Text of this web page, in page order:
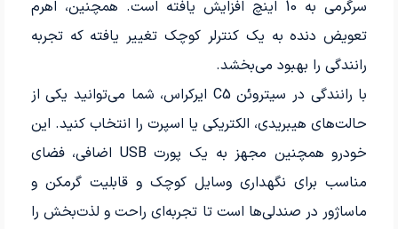
سرگرمی به 10 اینچ افزایش یافته است. همچنین، اهرم
تعویض دنده به یک کنترلر کوچک تغییر یافته که تجربه
رانندگی را بهبود می‌بخشد.
با رانندگی در سیتروئن C5 ایرکراس، شما می‌توانید یکی از
حالت‌های هیبریدی، الکتریکی یا اسپرت را انتخاب کنید. این
خودرو همچنین مجهز به یک پورت USB اضافی، فضای
مناسب برای نگهداری وسایل کوچک و قابلیت گرمکن و
ماساژور در صندلی‌ها است تا تجربه‌ای راحت و لذت‌بخش را